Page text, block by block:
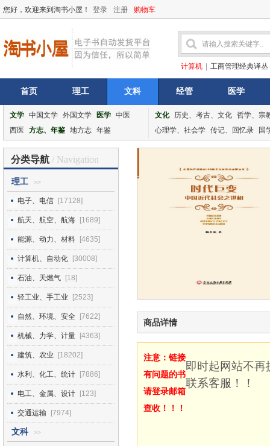
您好，欢迎来到淘书小屋！ 登录 注册 购物车
计算机 工商管理经典译丛
首页 理工 文科 经管 医学
文学 中国文学 外国文学 医学 中医
西医
方志、年鉴 地方志 年鉴
文化 历史、考古、文化 哲学、宗
心理学、社会学 传记、回忆录 国
分类导航 / Navigation
理工 >>
电子、电信 [17128]
航天、航空、航海 [1689]
能源、动力、材料 [4635]
计算机、自动化 [30008]
石油、天燃气 [18]
轻工业、手工业 [2523]
自然、环境、安全 [7622]
机械、力学、计量 [4363]
建筑、农业 [18202]
水利、化工、统计 [7886]
电工、金属、设计 [123]
交通运输 [7974]
文科 >>
商品详情
注意：链接
有问题的书
请登录邮箱
查收！！！
即时起网站不
联系客服！！